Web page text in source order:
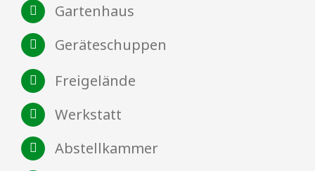
Gartenhaus
Geräteschuppen
Freigelände
Werkstatt
Abstellkammer